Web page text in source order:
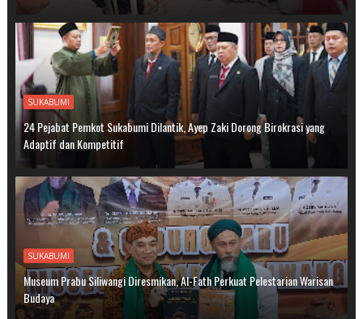
SUKABUMI
24 Pejabat Pemkot Sukabumi Dilantik, Ayep Zaki Dorong Birokrasi yang
Adaptif dan Kompetitif
SUKABUMI
Museum Prabu Siliwangi Diresmikan, Al-Fath Perkuat Pelestarian Warisan
Budaya